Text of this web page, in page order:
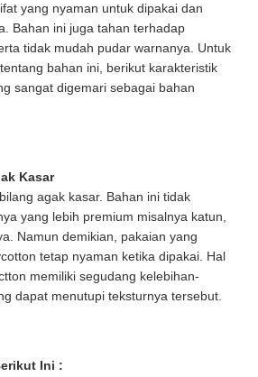
yang nyaman untuk dipakai dan
Bahan ini juga tahan terhadap
tidak mudah pudar warnanya. Untuk
bahan ini, berikut karakteristik
sangat digemari sebagai bahan
Kasar
agak kasar. Bahan ini tidak
yang lebih premium misalnya katun,
Namun demikian, pakaian yang
tetap nyaman ketika dipakai. Hal
memiliki segudang kelebihan-
dapat menutupi teksturnya tersebut.
Ini :